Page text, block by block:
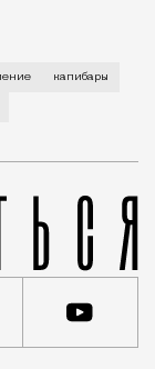
кафе с
капибары